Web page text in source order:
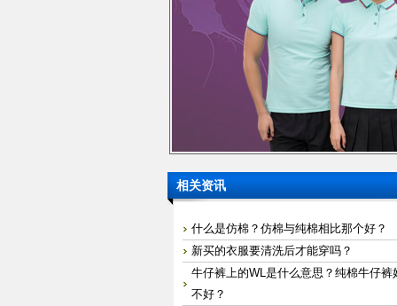
相关资讯
什么是仿棉？仿棉与纯棉相比那个好？
新买的衣服要清洗后才能穿吗？
牛仔裤上的WL是什么意思？纯棉牛仔裤
不好？